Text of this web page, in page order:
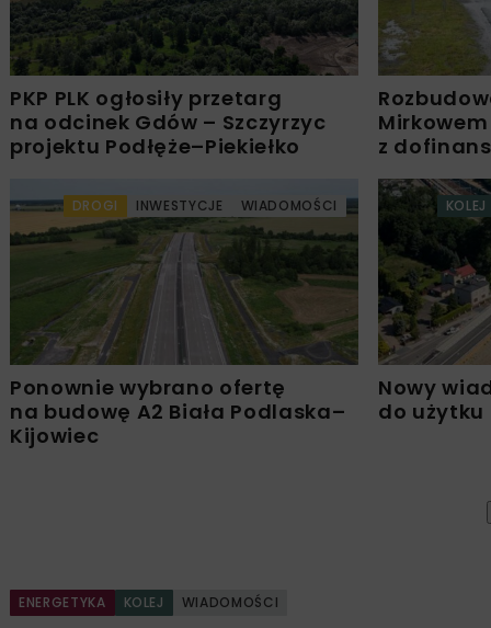
PKP PLK ogłosiły przetarg
na odcinek Gdów – Szczyrzyc
projektu Podłęże–Piekiełko
z
DROGI INWESTYCJE WIADOMOŚCI
Ponownie wybrano ofertę
na budowę A2 Biała Podlaska–
Kijowiec
KOLEJ
Nowy
do użytku
ENERGETYKA KOLEJ WIADOMOŚCI